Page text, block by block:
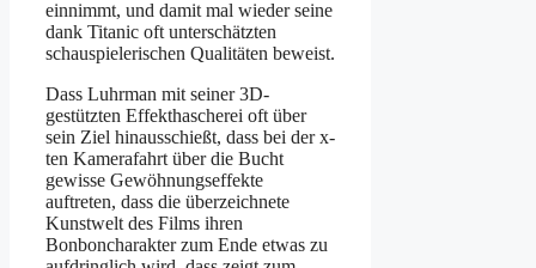
einnimmt, und damit mal wieder seine
dank Titanic oft unterschätzten
schauspielerischen Qualitäten beweist.
Dass Luhrman mit seiner 3D-
gestützten Effekthascherei oft über
sein Ziel hinausschießt, dass bei der x-
ten Kamerafahrt über die Bucht
gewisse Gewöhnungseffekte
auftreten, dass die überzeichnete
Kunstwelt des Films ihren
Bonboncharakter zum Ende etwas zu